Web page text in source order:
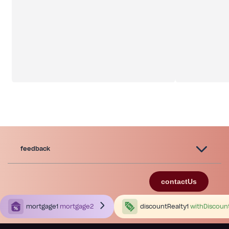
feedback
contactUs
mortgage1 mortgage2 discountRealty1